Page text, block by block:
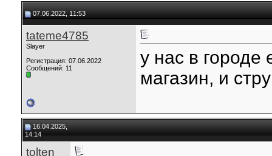
07.06.2022, 11:53
tateme4785
Slayer
Регистрация: 07.06.2022
Сообщений: 11
у нас в
магазин, и
16.04.2025,
14:14
tolten